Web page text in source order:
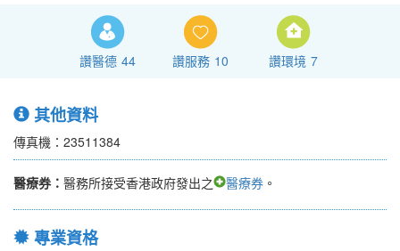
讚醫德 44 讚服務 10 讚環境 7
其他資料
傳真機：23511384
醫療券： 醫務所接受香港政府發出之 醫療券 。
專業資格